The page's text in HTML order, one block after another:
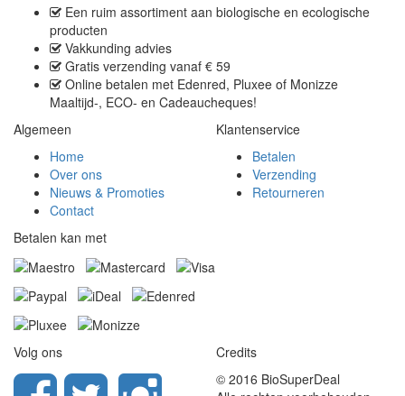
Een ruim assortiment aan biologische en ecologische
producten
Vakkunding advies
Gratis verzending vanaf € 59
Online betalen met Edenred, Pluxee of Monizze
Maaltijd-, ECO- en Cadeaucheques!
Algemeen
Home
Over ons
Nieuws & Promoties
Contact
Klantenservice
Betalen
Verzending
Retourneren
Betalen kan met
Volg ons
Credits
© 2016 BioSuperDeal